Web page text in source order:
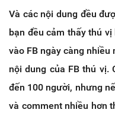
Và các nội dung đều
bạn đều cảm thấy thú
vào FB ngày càng
nội dung của FB thú vị.
đến 100 người, nhưng
và comment nhiều hơn